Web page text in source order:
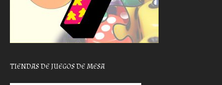
TIENDAS DE JUEGOS DE MESA